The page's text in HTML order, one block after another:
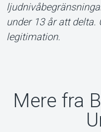
under 13 år att
legitimation.
Mere fra